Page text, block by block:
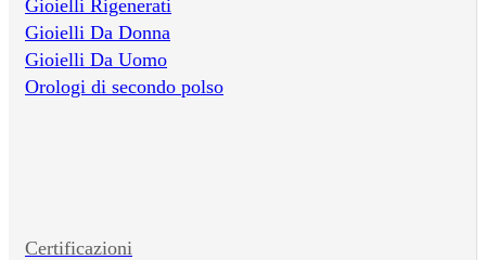
Gioielli Rigenerati
Gioielli Da Donna
Gioielli Da Uomo
Orologi di secondo polso
Certificazioni